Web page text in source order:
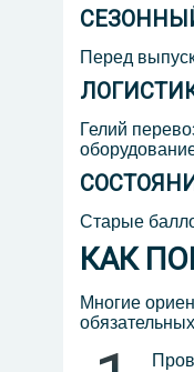
Перед
Гелий
Старые
КАК
Многие